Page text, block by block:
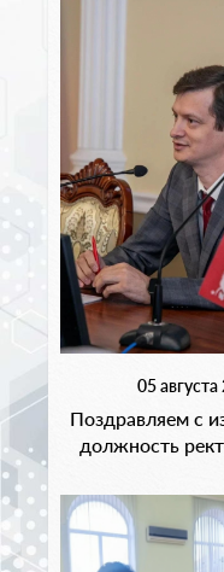
05
Поздравляем с
должность